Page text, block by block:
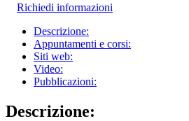
Richiedi informazioni
Descrizione:
Appuntamenti e corsi:
Siti web:
Video:
Pubblicazioni:
Descrizione: